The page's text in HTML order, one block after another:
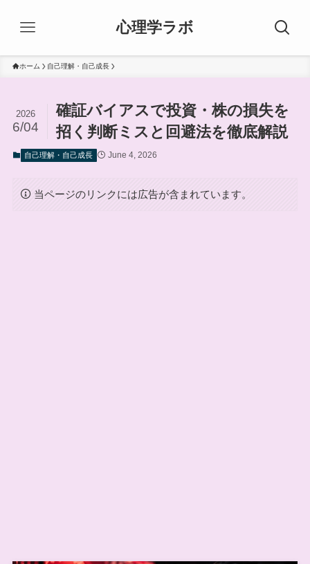
心理学ラボ
ホーム 自己理解・自己成長
確証バイアスで投資・株の損失を
招く判断ミスと回避法を徹底解説
2026
6/04
自己理解・自己成長 June 4, 2026
当ページのリンクには広告が含まれています。